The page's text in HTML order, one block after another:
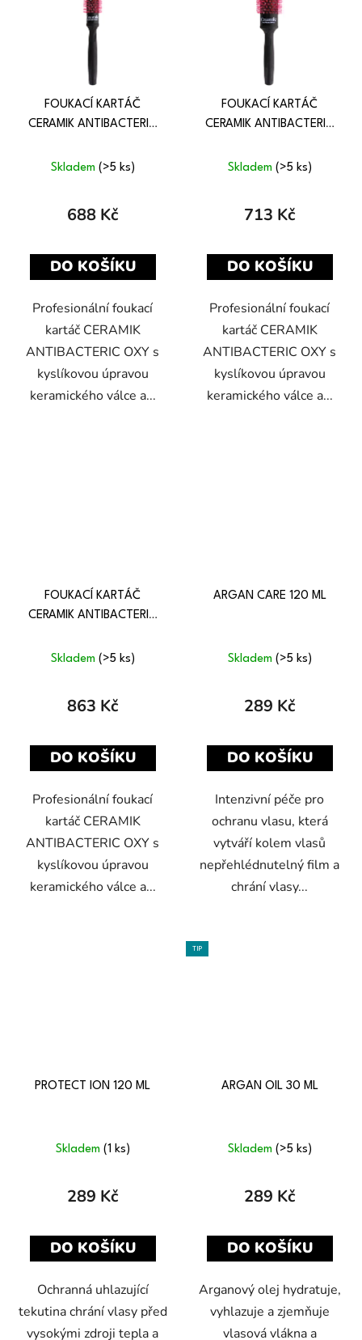
FOUKACÍ KARTÁČ
CERAMIK ANTIBACTERIC
Skladem (>5 ks)
688 Kč
DO KOŠÍKU
Profesionální foukací
kartáč CERAMIK
ANTIBACTERIC OXY s
kyslíkovou úpravou
keramického válce a...
FOUKACÍ KARTÁČ
CERAMIK ANTIBACTERIC
Skladem (>5 ks)
713 Kč
DO KOŠÍKU
Profesionální foukací
kartáč CERAMIK
ANTIBACTERIC OXY s
kyslíkovou úpravou
keramického válce a...
FOUKACÍ KARTÁČ
CERAMIK ANTIBACTERIC
Skladem (>5 ks)
863 Kč
DO KOŠÍKU
Profesionální foukací
kartáč CERAMIK
ANTIBACTERIC OXY s
kyslíkovou úpravou
keramického válce a...
ARGAN CARE 120 ML
Skladem (>5 ks)
289 Kč
DO KOŠÍKU
Intenzivní péče pro
ochranu vlasu, která
vytváří kolem vlasů
nepřehlédnutelný film a
chrání vlasy...
PROTECT ION 120 ML
Skladem (1 ks)
289 Kč
DO KOŠÍKU
Ochranná uhlazující
tekutina chrání vlasy před
vysokými zdroji tepla a
TIP
ARGAN OIL 30 ML
Skladem (>5 ks)
289 Kč
DO KOŠÍKU
Arganový olej hydratuje,
vyhlazuje a zjemňuje
vlasová vlákna a